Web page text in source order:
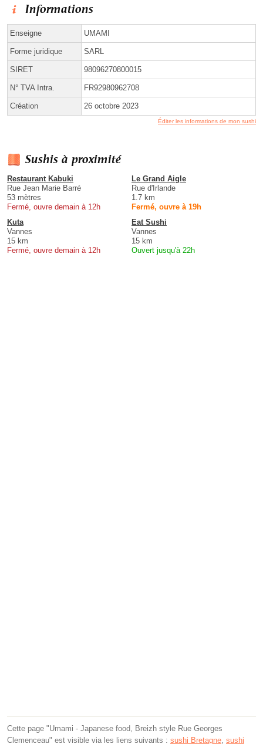
Informations
Enseigne UMAMI
Forme juridique SARL
SIRET 98096270800015
N° TVA Intra. FR92980962708
Création 26 octobre 2023
Éditer les informations de mon sushi
Sushis à proximité
Restaurant Kabuki
Rue Jean Marie Barré
53 mètres
Fermé, ouvre demain à 12h
Le Grand Aigle
Rue d'Irlande
1.7 km
Fermé, ouvre à 19h
Kuta
Vannes
15 km
Fermé, ouvre demain à 12h
Eat Sushi
Vannes
15 km
Ouvert jusqu'à 22h
Cette page "Umami - Japanese food, Breizh style Rue Georges
Clemenceau" est visible via les liens suivants : sushi Bretagne sushi